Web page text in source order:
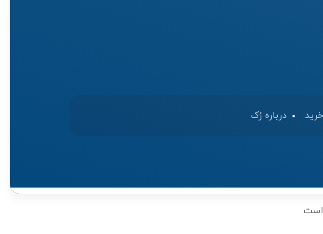
درباره رُک‌
است